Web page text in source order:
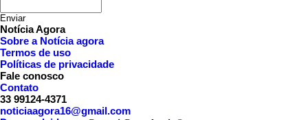
Enviar
Notícia Agora
Sobre a Notícia agora
Termos de uso
Políticas de privacidade
Fale conosco
Contato
33 99124-4371
noticiaagora16@gmail.com